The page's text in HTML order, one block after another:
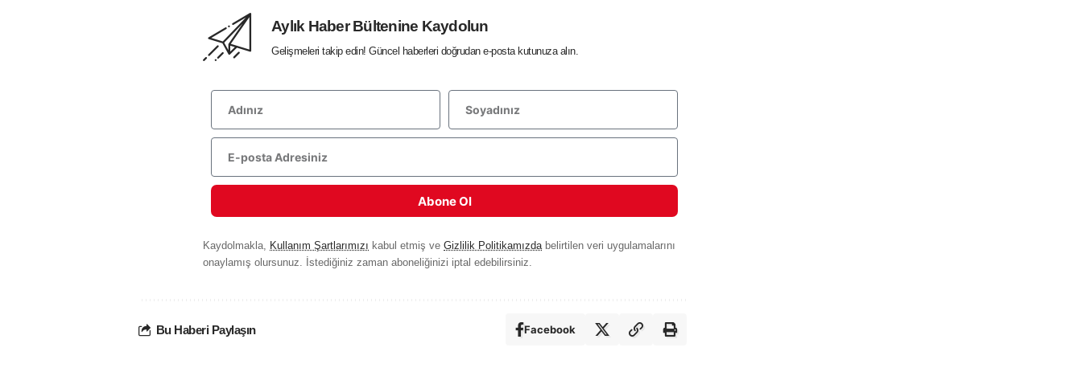
Aylık Haber Bültenine Kaydolun
Gelişmeleri takip edin! Güncel haberleri doğrudan e-posta kutunuza alın.
Abone Ol
Kaydolmakla, Kullanım Şartlarımızı kabul etmiş ve Gizlilik Politikamızdabelirtilen veri uygulamalarını
onaylamış olursunuz. İstediğiniz zaman aboneliğinizi iptal edebilirsiniz.
Bu Haberi Paylaşın Facebook